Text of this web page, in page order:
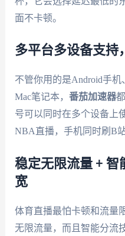
面不卡顿。
多平台多设备支持
不管你用的是Android手机
Mac笔记本， 番茄加速器
号可以同时在多个设备
NBA直播，手机同时刷B
稳定无限流量 +
宽
体育直播最怕卡顿和流量
无限流量，而且智能分流